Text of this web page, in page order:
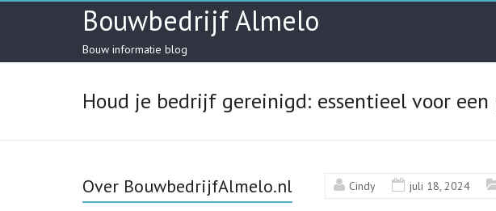
Bouwbedrijf Almelo
Bouw informatie blog
Houd je bedrijf gereinigd: essentieel voor
Cindy juli 18, 2024
Over BouwbedrijfAlmelo.nl